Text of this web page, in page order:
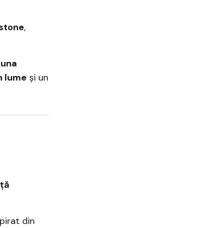
,
lume și un
din